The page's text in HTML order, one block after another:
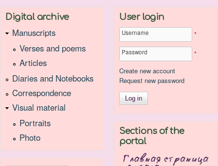
Digital archive
Manuscripts
Verses and poems
Articles
Diaries and Notebooks
Correspondence
Visual material
Portraits
Photo
User login
Username *
Password
*
Create new account
Request new password
Sections of the
portal